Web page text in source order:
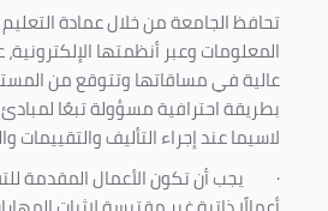
تحافظ الجامعة من خلال عمادة
المعلومات وعبر أنظمتها
عالية في مساقاتها وتتوقع من
بطريقة احترافية مسؤولة تبعًا لمبادئ
لاسيما عند إجراء التأليف والتقييمات
· يجب أن تكون الأعمال المقدمة